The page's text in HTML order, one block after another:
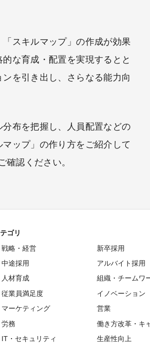
スキルマップ」の作成が効果
な育成・配置を実現するとと
を引き出し、さらなる能力向
布を把握し、人員配置などの
ップ」の作り方をご紹介して
確認ください。
ゴリ
戦略・経営
新卒採用
中途採用
アルバイト採用
人材育成
組織・チームワ
従業員満足度
イノベーション
マーケティング
営業
労務
働き方改革・キ
IT・セキュリティ
生産性向上